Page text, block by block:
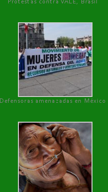
Protestas contra VALE, Brasil
Defensoras amenazadas en México